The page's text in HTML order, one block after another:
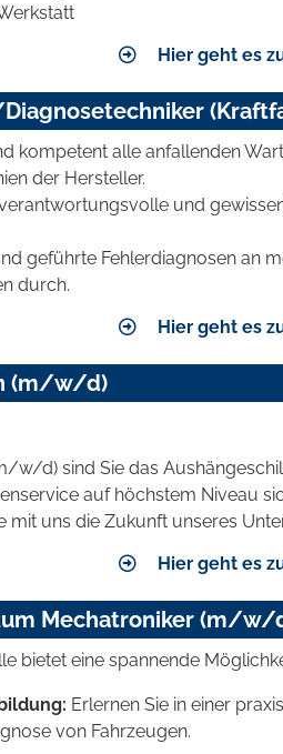
Hier geht es
kompetent alle anfallenden
der Hersteller.
und
geführte Fehlerdiagnosen an
durch.
Hier geht es
(m/w/d)
w/d) sind Sie das
auf höchstem Niveau
mit uns die Zukunft unseres
Hier geht es
Mechatroniker (m/w/
bietet eine spannende
Erlernen Sie in einer
von Fahrzeugen.